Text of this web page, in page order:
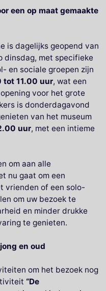
een op maat gemaakte
is dagelijks geopend van
dinsdag, met specifieke
en sociale groepen zijn
tot 11.00 uur, wat een
voor het grote
is donderdagavond
van het museum
uur, met een intieme
om aan alle
nu gaat om een
vrienden of een solo-
om uw bezoek te
en minder drukke
te genieten.
en oud
om het bezoek nog
“De